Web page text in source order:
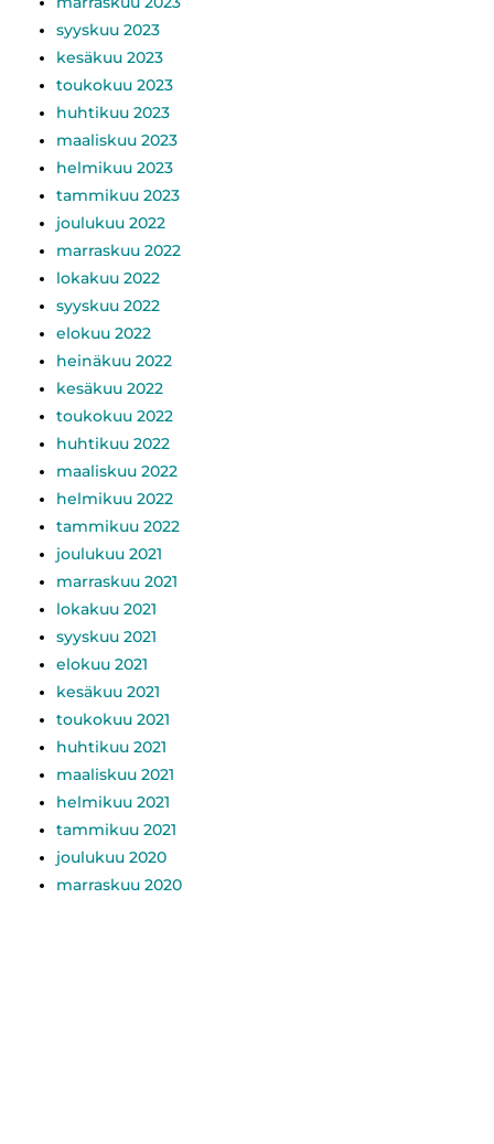
syyskuu 2023
kesäkuu 2023
toukokuu 2023
huhtikuu 2023
maaliskuu 2023
helmikuu 2023
tammikuu 2023
joulukuu 2022
marraskuu 2022
lokakuu 2022
syyskuu 2022
elokuu 2022
heinäkuu 2022
kesäkuu 2022
toukokuu 2022
huhtikuu 2022
maaliskuu 2022
helmikuu 2022
tammikuu 2022
joulukuu 2021
marraskuu 2021
lokakuu 2021
syyskuu 2021
elokuu 2021
kesäkuu 2021
toukokuu 2021
huhtikuu 2021
maaliskuu 2021
helmikuu 2021
tammikuu 2021
joulukuu 2020
marraskuu 2020